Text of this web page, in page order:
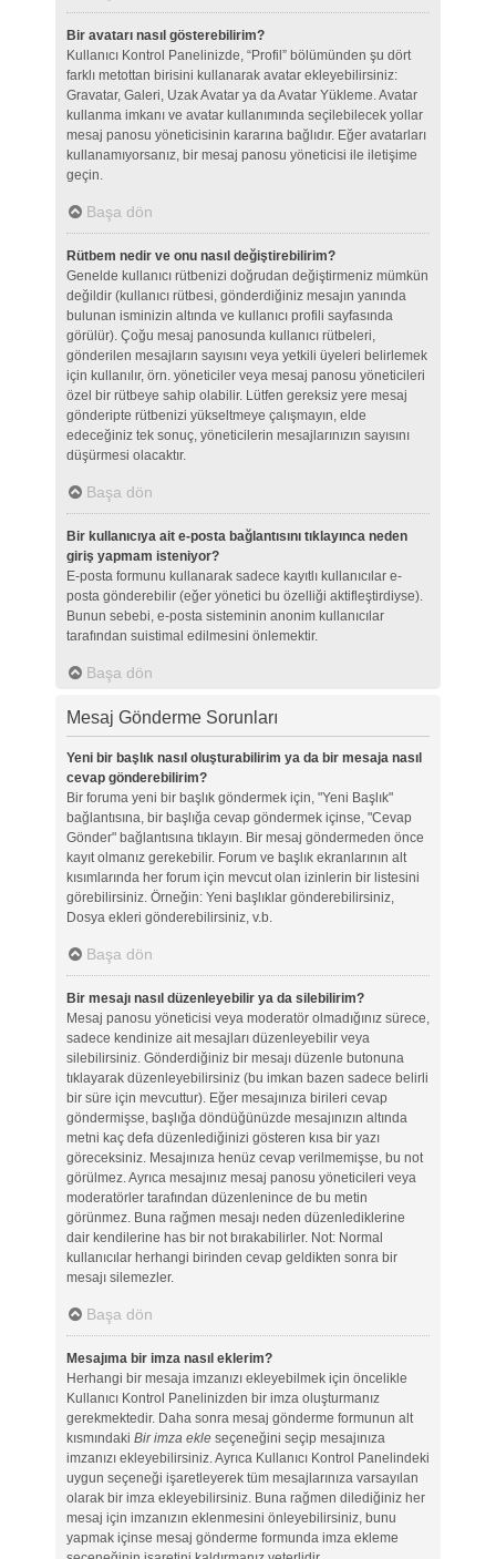
Bir avatarı nasıl gösterebilirim?
Kullanıcı Kontrol Panelinizde, “Profil” bölümünden şu dört
farklı metottan birisini kullanarak avatar ekleyebilirsiniz:
Gravatar, Galeri, Uzak Avatar ya da Avatar Yükleme. Avatar
kullanma imkanı ve avatar kullanımında seçilebilecek yollar
mesaj panosu yöneticisinin kararına bağlıdır. Eğer avatarları
kullanamıyorsanız, bir mesaj panosu yöneticisi ile iletişime
geçin.
Başa dön
Rütbem nedir ve onu nasıl değiştirebilirim?
Genelde kullanıcı rütbenizi doğrudan değiştirmeniz mümkün
değildir (kullanıcı rütbesi, gönderdiğiniz mesajın yanında
bulunan isminizin altında ve kullanıcı profili sayfasında
görülür). Çoğu mesaj panosunda kullanıcı rütbeleri,
gönderilen mesajların sayısını veya yetkili üyeleri belirlemek
için kullanılır, örn. yöneticiler veya mesaj panosu yöneticileri
özel bir rütbeye sahip olabilir. Lütfen gereksiz yere mesaj
gönderipte rütbenizi yükseltmeye çalışmayın, elde
edeceğiniz tek sonuç, yöneticilerin mesajlarınızın sayısını
düşürmesi olacaktır.
Başa dön
Bir kullanıcıya ait e-posta bağlantısını tıklayınca neden
giriş yapmam isteniyor?
E-posta formunu kullanarak sadece kayıtlı kullanıcılar e-
posta gönderebilir (eğer yönetici bu özelliği aktifleştirdiyse).
Bunun sebebi, e-posta sisteminin anonim kullanıcılar
tarafından suistimal edilmesini önlemektir.
Başa dön
Mesaj Gönderme Sorunları
Yeni bir başlık nasıl oluşturabilirim ya da bir mesaja nasıl
cevap gönderebilirim?
Bir foruma yeni bir başlık göndermek için, "Yeni Başlık"
bağlantısına, bir başlığa cevap göndermek içinse, "Cevap
Gönder" bağlantısına tıklayın. Bir mesaj göndermeden önce
kayıt olmanız gerekebilir. Forum ve başlık ekranlarının alt
kısımlarında her forum için mevcut olan izinlerin bir listesini
görebilirsiniz. Örneğin: Yeni başlıklar gönderebilirsiniz,
Dosya ekleri gönderebilirsiniz, v.b.
Başa dön
Bir mesajı nasıl düzenleyebilir ya da silebilirim?
Mesaj panosu yöneticisi veya moderatör olmadığınız sürece,
sadece kendinize ait mesajları düzenleyebilir veya
silebilirsiniz. Gönderdiğiniz bir mesajı düzenle butonuna
tıklayarak düzenleyebilirsiniz (bu imkan bazen sadece belirli
bir süre için mevcuttur). Eğer mesajınıza birileri cevap
göndermişse, başlığa döndüğünüzde mesajınızın altında
metni kaç defa düzenlediğinizi gösteren kısa bir yazı
göreceksiniz. Mesajınıza henüz cevap verilmemişse, bu not
görülmez. Ayrıca mesajınız mesaj panosu yöneticileri veya
moderatörler tarafından düzenlenince de bu metin
görünmez. Buna rağmen mesajı neden düzenlediklerine
dair kendilerine has bir not bırakabilirler. Not: Normal
kullanıcılar herhangi birinden cevap geldikten sonra bir
mesajı silemezler.
Başa dön
Mesajıma bir imza nasıl eklerim?
Herhangi bir mesaja imzanızı ekleyebilmek için öncelikle
Kullanıcı Kontrol Panelinizden bir imza oluşturmanız
gerekmektedir. Daha sonra mesaj gönderme formunun alt
kısmındaki Bir imza ekleseçeneğini seçip mesajınıza
imzanızı ekleyebilirsiniz. Ayrıca Kullanıcı Kontrol Panelindeki
uygun seçeneği işaretleyerek tüm mesajlarınıza varsayılan
olarak bir imza ekleyebilirsiniz. Buna rağmen dilediğiniz her
mesaj için imzanızın eklenmesini önleyebilirsiniz, bunu
yapmak içinse mesaj gönderme formunda imza ekleme